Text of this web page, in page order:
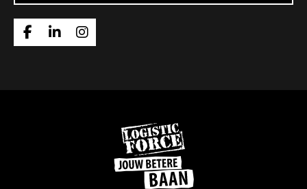
Ga
Ga
Ga
Ga
naar
de
homepage